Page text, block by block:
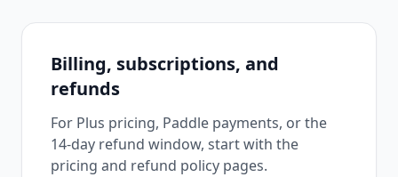
Billing, subscriptions, and
refunds
For Plus pricing, Paddle payments, or the
14-day refund window, start with the
pricing and refund policy pages.